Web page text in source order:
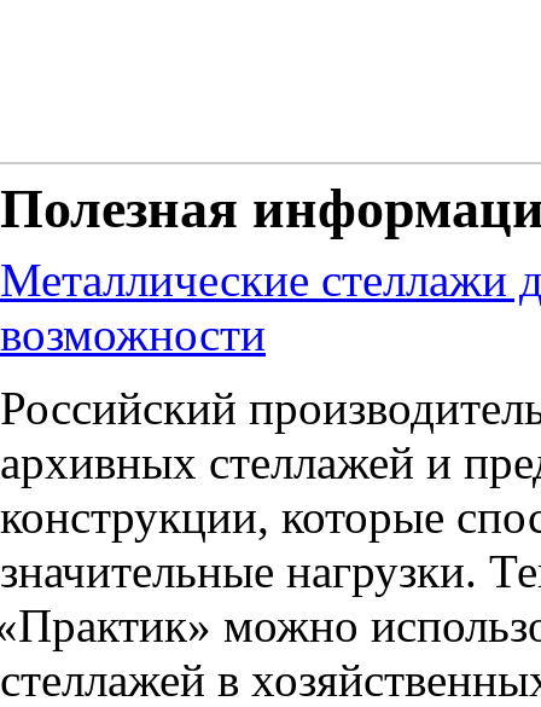
Полезная
Металлические стеллажи
возможности
Российский
архивных стеллажей и
конструкции, которые
значительные нагрузки.
Практик» можно
стеллажей в